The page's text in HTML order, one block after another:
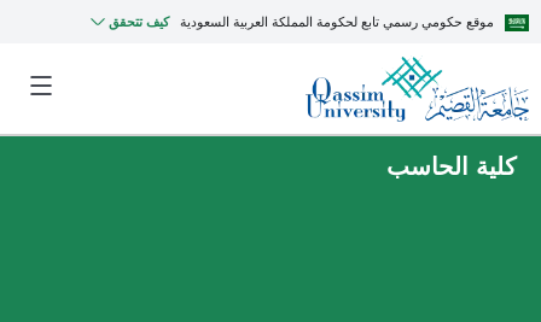
موقع حكومي رسمي تابع لحكومة المملكة العربية السعودية كيف تتحقق
كلية الحاسب